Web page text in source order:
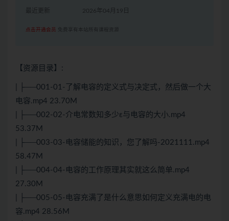
最近更新 2026年04月19日
点击开通会员 免费享有本站所有课程资源
【资源目录】:
| ├──001-01-了解电容的定义式与决定式，然后做一个大
电容.mp4 23.70M
| ├──002-02-介电常数知多少ε与电容的大小.mp4
53.37M
| ├──003-03-电容储能的知识，您了解吗-2021111.mp4
58.47M
| ├──004-04-电容的工作原理其实就这么简单.mp4
27.30M
| ├──005-05-电容充满了是什么意思如何定义充满电的电
容.mp4 28.56M